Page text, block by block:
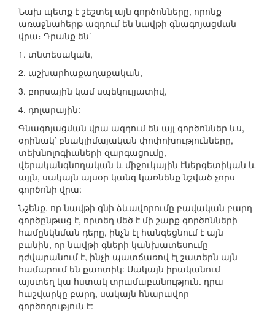
Նախ պետք է շեշտել այն գործոնները, որոնք
առաջնահերթ ազդում են նավթի գնագոյացման
վրա։ Դրանք են`
1. տնտեսական,
2. աշխարհաքաղաքական,
3. բորսային կամ սպեկուլյատիվ,
4. դոլարային:
Գնագոյացման վրա ազդում են այլ գործոններ ևս,
օրինակ՝ բնակլիմայական փոփոխությունները,
տեխնոլոգիաների զարգացումը,
վերականգնողական և միջուկային էներգետիկան և
այլն, սակայն այսօր կանգ կառնենք նշված չորս
գործոնի վրա:
Նշենք, որ նավթի գնի ձևավորումը բավական բարդ
գործընթաց է, որտեղ մեծ է մի շարք գործոնների
համընկնման դերը, ինչն էլ հանգեցնում է այն
բանին, որ նավթի գների կանխատեսումը
դժվարանում է, ինչի պատճառով էլ շատերն այն
համարում են քաոտիկ: Սակայն իրականում
այստեղ կա հստակ տրամաբանություն. դրա
հաշվարկը բարդ, սակայն հնարավոր
գործողություն է: